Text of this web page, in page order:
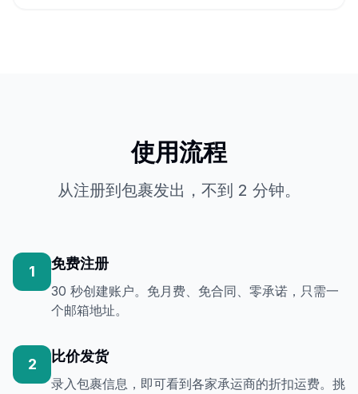
使用流程
从注册到包裹发出，不到 2 分钟。
1 免费注册
30 秒创建账户。免月费、免合同、零承诺，只需一
个邮箱地址。
2 比价发货
录入包裹信息，即可看到各家承运商的折扣运费。挑